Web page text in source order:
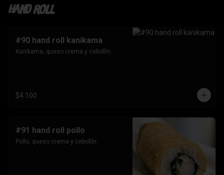
Hand roll
#90 hand roll kanikama
Kanikama, queso crema y cebollín.
$4.100
#91 hand roll pollo
Pollo, queso crema y cebollín.